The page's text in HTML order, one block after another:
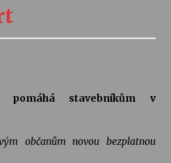
7.–1. 8. 2026
pomáhá stavebníkům v
občanům novou bezplatnou